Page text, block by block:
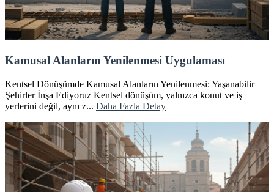
Kamusal Alanların Yenilenmesi Uygulaması
Kentsel Dönüşümde Kamusal Alanların Yenilenmesi: Yaşanabilir
Şehirler İnşa Ediyoruz Kentsel dönüşüm, yalnızca konut ve iş
yerlerini değil, aynı z... Daha Fazla Detay